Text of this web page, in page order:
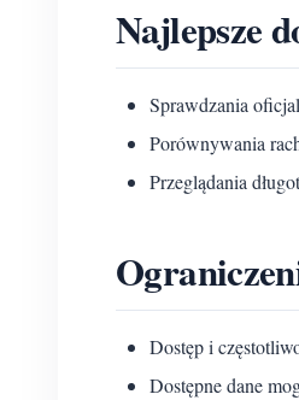
Najlepsze
Sprawdzania
Porównywania
Przeglądania
Dostęp i
Dostępne dane